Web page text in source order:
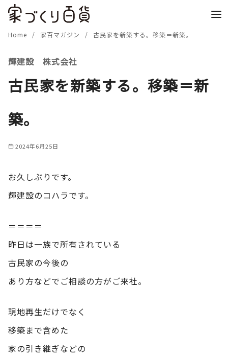
Home 家百マガジン 古民家を新築する。移築＝新築。
輝建設 株式会社
古民家を新築する。移築＝新
築。
2024年6月25日
お久しぶりです。
輝建設のコハラです。
＝＝＝＝
昨日は一族で所有されている
古民家の今後の
あり方などでご相談の方がご来社。
現地再生だけでなく
移築まで含めた
家の引き継ぎなどの